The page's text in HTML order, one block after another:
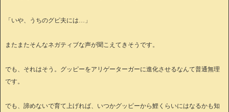
「いや、うちのグピ夫には…」
またまたそんなネガティブな声が聞こえてきそうです。
でも、それはそう。グッピーをアリゲーターガーに進化させるなんて普通無理
です。
でも、諦めないで育て上げれば、いつかグッピーから鯉くらいにはなるかも知